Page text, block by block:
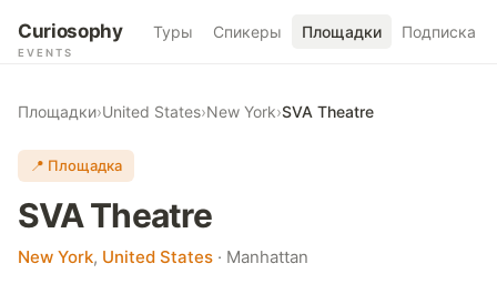
Curiosophy
EVENTS
Туры Спикеры Площадки Подписка
Площадки›United States›New York›SVA Theatre
📍 Площадка
SVA Theatre
New York, United States · Manhattan